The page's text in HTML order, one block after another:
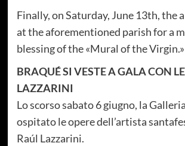
Finally, on Saturday, June 13th, the
at the aforementioned parish for a
blessing of the «Mural of the Virgin.»
BRAQUÉ SI VESTE A GALA CON
LAZZARINI
Lo scorso sabato 6 giugno, la
ospitato le opere dell’artista
Raúl Lazzarini.